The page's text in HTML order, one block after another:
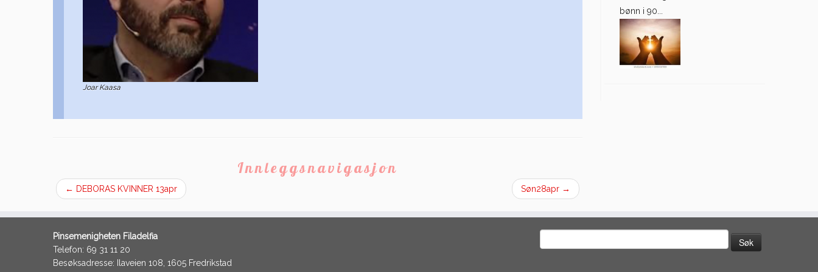
Joar Kaasa
Innleggsnavigasjon
← DEBORAS KVINNER 13apr Søn28apr →
bønn i 90...
Pinsemenigheten Filadelfia
Telefon: 69 31 11 20
Besøksadresse: Ilaveien 108, 1605 Fredrikstad
etter: